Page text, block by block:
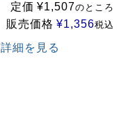
定価 ¥1,507のところ
販売価格 ¥1,356税込
詳細を見る